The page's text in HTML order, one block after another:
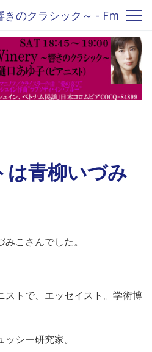
のクラシック～ - Fm
は青柳いづみ
こさんでした。
ストで、エッセイスト。学術博
シー研究家。